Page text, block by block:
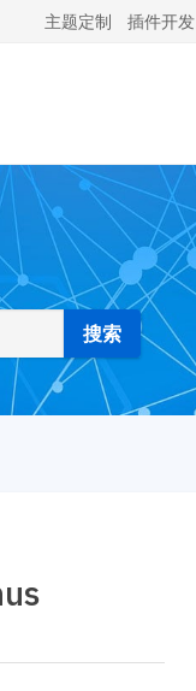
主题定制 插件开发
功能的
务器环境。